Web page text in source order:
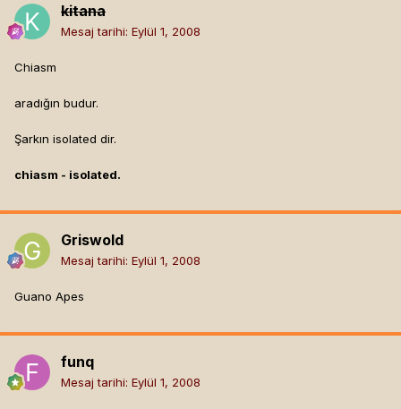
kitana
Mesaj tarihi: Eylül 1, 2008
Chiasm
aradığın budur.
Şarkın isolated dir.
chiasm - isolated.
Griswold
Mesaj tarihi: Eylül 1, 2008
Guano Apes
funq
Mesaj tarihi: Eylül 1, 2008